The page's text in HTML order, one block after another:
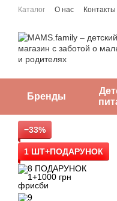
Перейти к основному
Каталог О нас Контакты
Бренды
−33%
1 ШТ+ПОДАРУНОК